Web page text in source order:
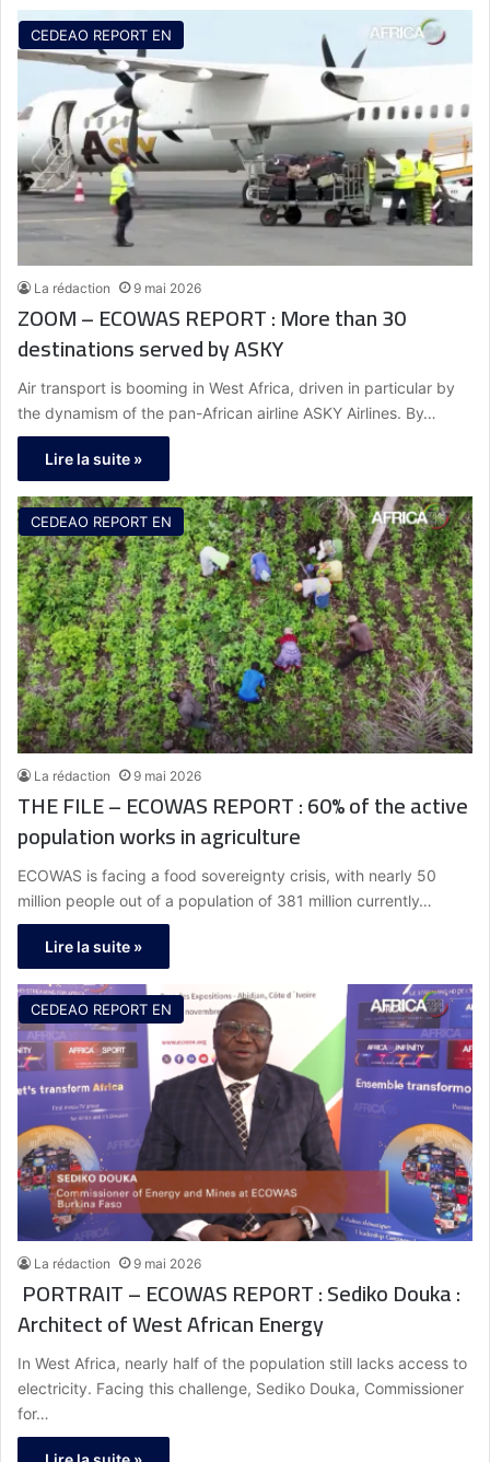
CEDEAO REPORT EN
La rédaction 9 mai 2026
ZOOM – ECOWAS REPORT : More than 30
destinations served by ASKY
Air transport is booming in West Africa, driven in particular by
the dynamism of the pan-African airline ASKY Airlines. By…
Lire la suite »
CEDEAO REPORT EN
La rédaction 9 mai 2026
THE FILE – ECOWAS REPORT : 60% of the active
population works in agriculture
ECOWAS is facing a food sovereignty crisis, with nearly 50
million people out of a population of 381 million currently…
Lire la suite »
CEDEAO REPORT EN
La rédaction 9 mai 2026
PORTRAIT – ECOWAS REPORT : Sediko Douka :
Architect of West African Energy
In West Africa, nearly half of the population still lacks access to
electricity. Facing this challenge, Sediko Douka, Commissioner
for…